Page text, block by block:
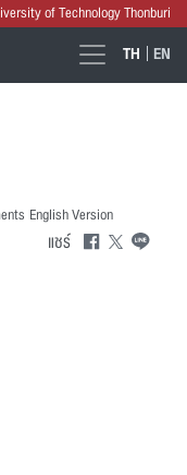
of Technology Thonburi
TH EN
English Version
แชร์